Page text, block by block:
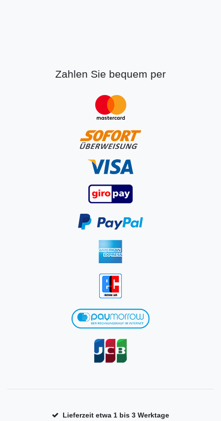
Zahlen Sie bequem per
Lieferzeit etwa 1 bis 3 Werktage